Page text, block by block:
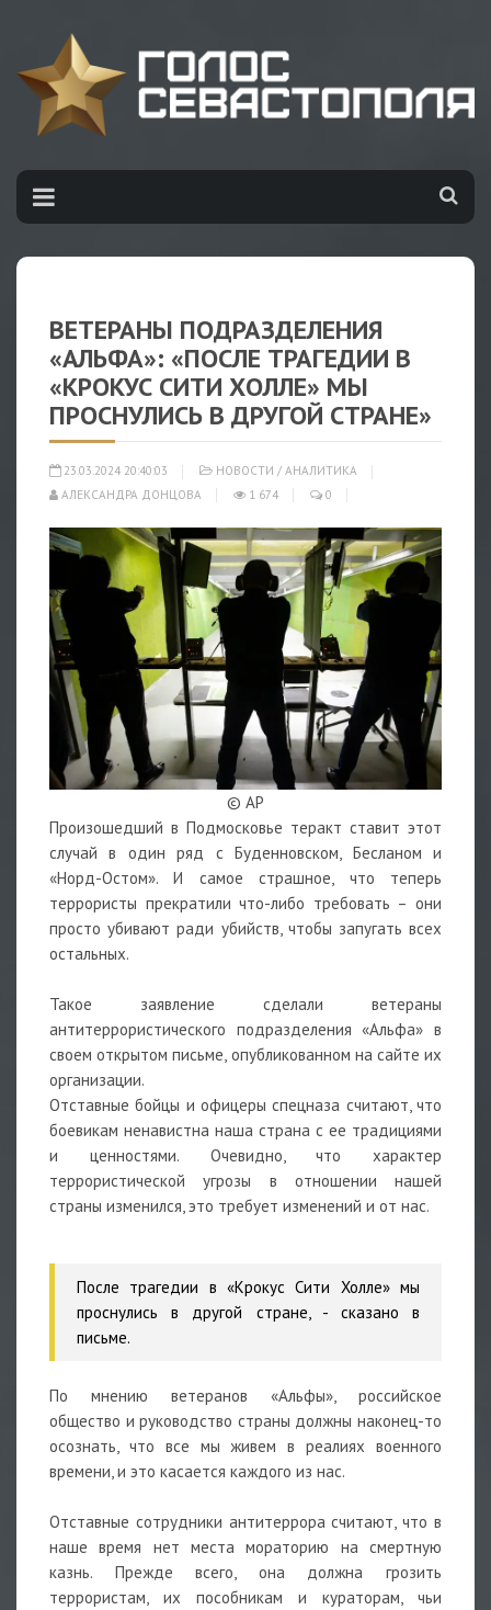
ВЕТЕРАНЫ ПОДРАЗДЕЛЕНИЯ
«АЛЬФА»: «ПОСЛЕ ТРАГЕДИИ В
«КРОКУС СИТИ ХОЛЛЕ» МЫ
ПРОСНУЛИСЬ В ДРУГОЙ СТРАНЕ»
23.03.2024 20:40:03 НОВОСТИ / АНАЛИТИКА
АЛЕКСАНДРА ДОНЦОВА
1 674 0
© AP
Произошедший в Подмосковье теракт ставит этот
случай в один ряд с Буденновском, Бесланом и
«Норд-Остом». И самое страшное, что теперь
террористы прекратили что-либо требовать – они
просто убивают ради убийств, чтобы запугать всех
остальных.
Такое заявление сделали ветераны
антитеррористического подразделения «Альфа» в
своем открытом письме, опубликованном на сайте их
организации.
Отставные бойцы и офицеры спецназа считают, что
боевикам ненавистна наша страна с ее традициями
и ценностями. Очевидно, что характер
террористической угрозы в отношении нашей
страны изменился, это требует изменений и от нас.
После трагедии в «Крокус Сити Холле» мы
проснулись в другой стране, - сказано в
письме.
По мнению ветеранов «Альфы», российское
общество и руководство страны должны наконец-то
осознать, что все мы живем в реалиях военного
времени, и это касается каждого из нас.
Отставные сотрудники антитеррора считают, что в
наше время нет места мораторию на смертную
казнь. Прежде всего, она должна грозить
террористам, их пособникам и кураторам, чьи